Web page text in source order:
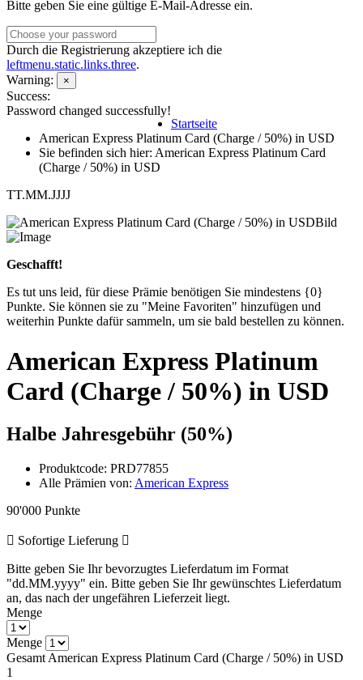
Bitte geben Sie eine gültige E-Mail-Adresse ein.
Durch die Registrierung akzeptiere ich die
leftmenu.static.links.three.
Warning:
×
Success:
Password changed successfully!
Startseite
American Express Platinum Card (Charge / 50%) in USD
Sie befinden sich hier: American Express Platinum Card
(Charge / 50%) in USD
TT.MM.JJJJ
Geschafft!
Es tut uns leid, für diese Prämie benötigen Sie mindestens {0}
Punkte. Sie können sie zu "Meine Favoriten" hinzufügen und
weiterhin Punkte dafür sammeln, um sie bald bestellen zu können.
American Express Platinum
Card (Charge / 50%) in USD
Halbe Jahresgebühr (50%)
Produktcode: PRD77855
Alle Prämien von: American Express
90'000 Punkte
Sofortige Lieferung
Bitte geben Sie Ihr bevorzugtes Lieferdatum im Format
"dd.MM.yyyy" ein. Bitte geben Sie Ihr gewünschtes Lieferdatum
an, das nach der ungefähren Lieferzeit liegt.
Menge
Menge
Gesamt American Express Platinum Card (Charge / 50%) in USD
1